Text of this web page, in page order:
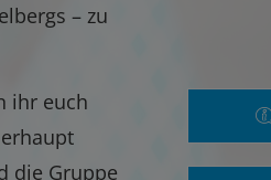
– zu
ihr euch
die Gruppe